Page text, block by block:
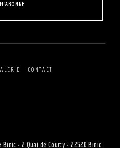
CONTACT
• 2 Quai de Courcy • 22520 Binic